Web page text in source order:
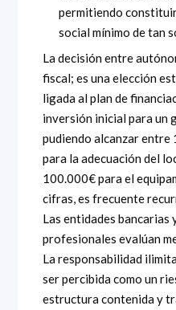
permitiendo
social mínimo de tan
La decisión entre
fiscal; es una elección
ligada al plan de
inversión inicial para un
pudiendo alcanzar
para la adecuación del
100.000€ para el
cifras, es frecuente
Las entidades bancarias
profesionales evalúan
La responsabilidad
ser percibida como un
estructura contenida y